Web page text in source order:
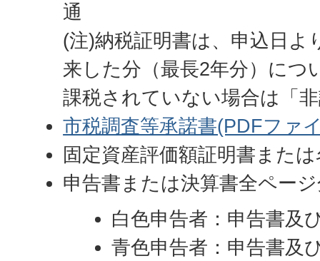
通
(注)納税証明書は、申込日よ
来した分（最長2年分）につ
課税されていない場合は「
市税調査等承諾書(PDFファ
固定資産評価額証明書また
申告書または決算書全ペー
白色申告者：申告書及
青色申告者：申告書及